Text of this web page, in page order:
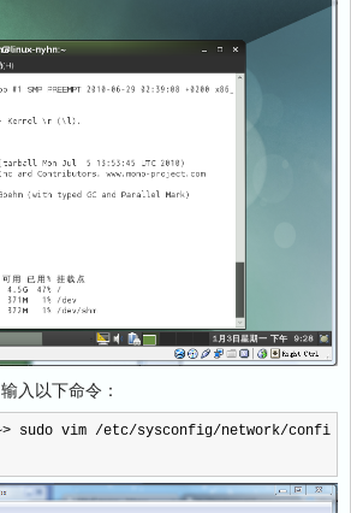
以下命令：
sudo vim /etc/sysconfig/network/confi